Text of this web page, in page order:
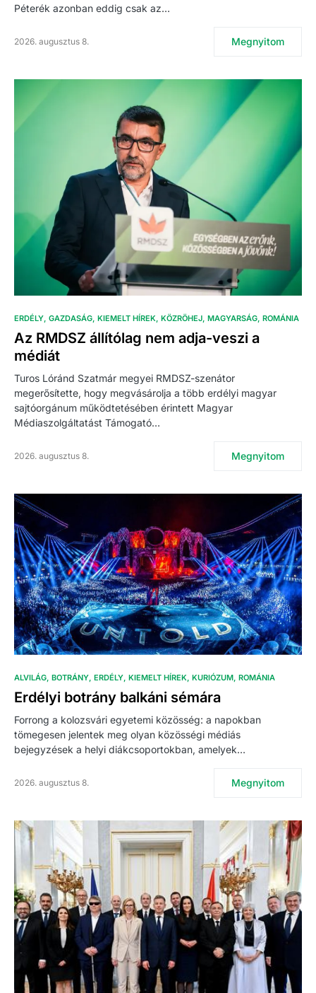
Péterék azonban eddig csak az…
2026. augusztus 8. Megnyitom
ERDÉLY GAZDASÁG KIEMELT HÍREK KÖZRÖHEJ MAGYARSÁG ROMÁNIA
Az RMDSZ állítólag nem adja-veszi a
médiát
Turos Lóránd Szatmár megyei RMDSZ-szenátor
megerősítette, hogy megvásárolja a több erdélyi magyar
sajtóorgánum működtetésében érintett Magyar
Médiaszolgáltatást Támogató…
2026. augusztus 8. Megnyitom
ALVILÁG BOTRÁNY ERDÉLY KIEMELT HÍREK KURIÓZUM ROMÁNIA
Erdélyi botrány balkáni sémára
Forrong a kolozsvári egyetemi közösség: a napokban
tömegesen jelentek meg olyan közösségi médiás
bejegyzések a helyi diákcsoportokban, amelyek…
2026. augusztus 8. Megnyitom